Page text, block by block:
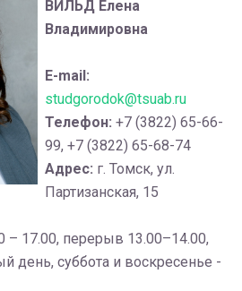
ВИЛЬД Елена
Владимировна
E-mail:
studgorodok@tsuab.ru
Телефон: +7 (3822) 65-66-
99, +7 (3822) 65-68-74
Адрес: г. Томск, ул.
Партизанская, 15
– 17.00, перерыв 13.00–14.00,
день, суббота и воскресенье -